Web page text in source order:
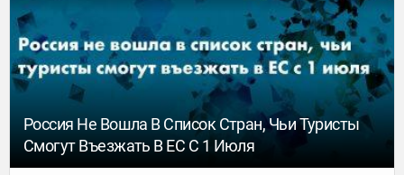
Россия Не Вошла В Список Стран, Чьи Туристы
Смогут Въезжать В ЕС С 1 Июля